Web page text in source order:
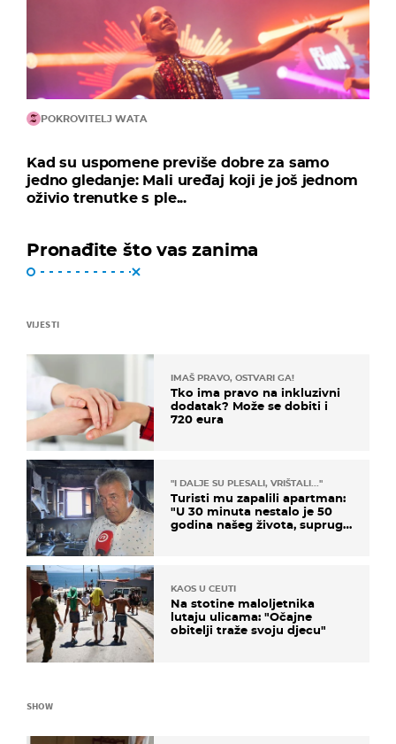
POKROVITELJ WATA
Kad su uspomene previše dobre za samo
jedno gledanje: Mali uređaj koji je još jednom
oživio trenutke s ple...
Pronađite što vas zanima
VIJESTI
IMAŠ PRAVO, OSTVARI GA!
Tko ima pravo na inkluzivni
dodatak? Može se dobiti i
720 eura
"I DALJE SU PLESALI, VRIŠTALI..."
Turisti mu zapalili apartman:
"U 30 minuta nestalo je 50
godina našeg života, supruga
KAOS U CEUTI
Na stotine maloljetnika
lutaju ulicama: "Očajne
obitelji traže svoju djecu"
SHOW